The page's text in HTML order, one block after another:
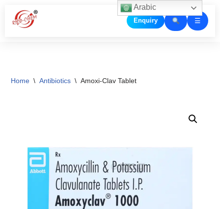
Skip
Enquiry ☰
Home \ Antibiotics \ Amoxi-Clav Tablet
Arabic